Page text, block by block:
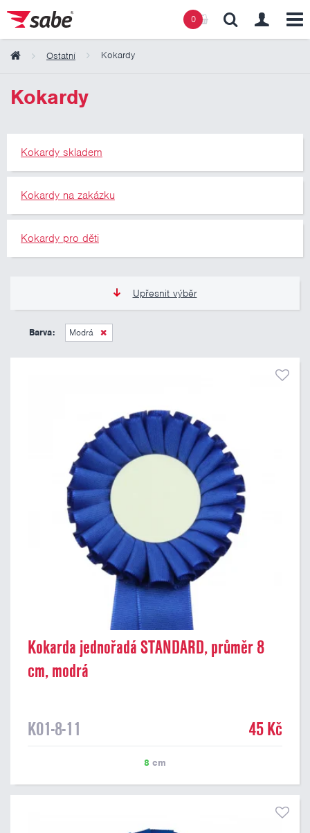
0
Ostatní Kokardy
Kokardy
Kokardy skladem
Kokardy na zakázku
Kokardy pro děti
Upřesnit výběr
45 Kč
Barva: Modrá
Kokarda jednořadá STANDARD, průměr 8
cm, modrá
K01-8-11 45 Kč
8 cm
Obsah košíku